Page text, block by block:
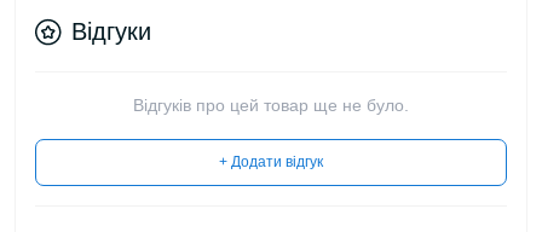
Відгуки
Відгуків про цей товар ще не було.
+ Додати відгук